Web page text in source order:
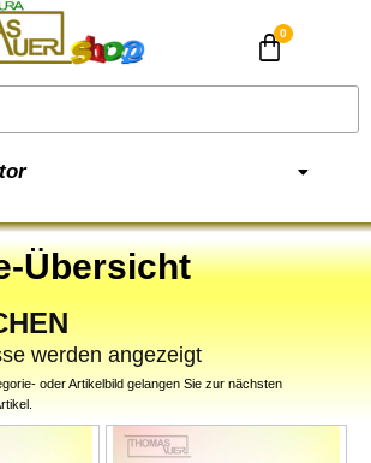
Übersicht
werden angezeigt
oder Artikelbild gelangen Sie zur nächsten